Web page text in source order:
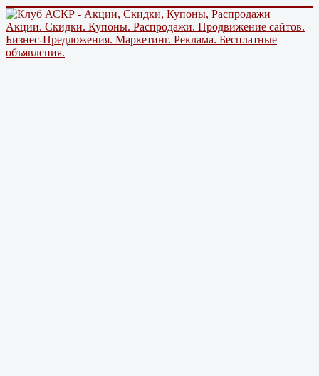
Акции. Скидки. Купоны. Распродажи. Продвижение сайтов.
Бизнес-Предложения. Маркетинг. Реклама. Бесплатные
объявления.